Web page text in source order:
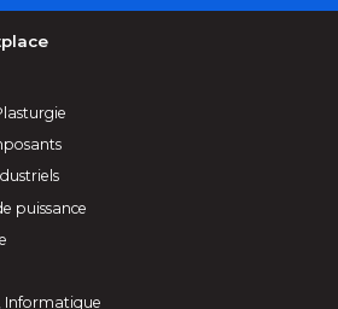
puissance
Informatique